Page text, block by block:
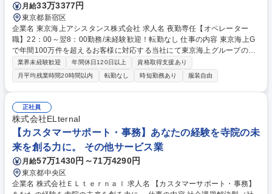
月給33万3377円
東京都新宿区
企業名 東京海上アシスタンス株式会社 求人名 夜勤専任【オペレーター
職】22：00～翌8：00勤務/未経験歓迎！転勤なし 仕事の内容 東京海上G
で年間100万件を超えるお客様に対応する当社にて東京海上グループの自
動車保険加入者からの車に関するトラブル（自動車事故や故障等）のお電
話に対応していただきます。 【詳細】自動車の故障や事故に遭われたお客
様からお電話を受け、サービスの手配に必要な情報の収集を行います。ト
ークマニュアルに沿って状況を詳細にヒアリングを行っていただきます。
情報が揃い次第、ヒアリング内容を専用のシステムに入力し専門部署が修
理サービス・レッカー・レンタカーなどを手配します。★突然のトラブル
で不安に思われているお客様に対し、丁寧な対応と安心をお届けします！
募集職種 夜勤専任【オペレーター職】22：00～翌8：00勤務/未経験歓
迎！転勤なし
業界未経験歓迎 年間休日120日以上
資格取得支援あり
月平均残業時間20時間以内
転勤なし 時短勤務あり 服装自由
正社員
株式会社ELternal
【カスタマーサポート・事務】あなたの経験を寺院の未
来を創る力に。 その他サービス業
月給57万1430円～71万4290円
東京都中央区
企業名 株式会社ＥＬｔｅｒｎａｌ 求人名 【カスタマーサポート・事務】